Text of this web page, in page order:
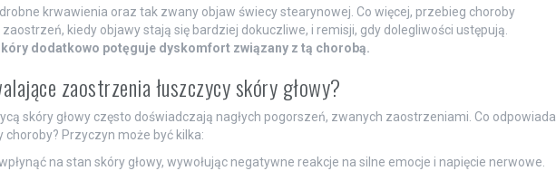
krwawienia oraz tak zwany objaw świecy stearynowej. Co więcej, przebieg choroby
kiedy objawy stają się bardziej dokuczliwe, i remisji, gdy dolegliwości ustępują.
dodatkowo potęguje dyskomfort związany z tą chorobą.
zaostrzenia łuszczycy skóry głowy?
skóry głowy często doświadczają nagłych pogorszeń, zwanych zaostrzeniami. Co odpowiada
Przyczyn może być kilka:
na stan skóry głowy, wywołując negatywne reakcje na silne emocje i napięcie nerwowe.